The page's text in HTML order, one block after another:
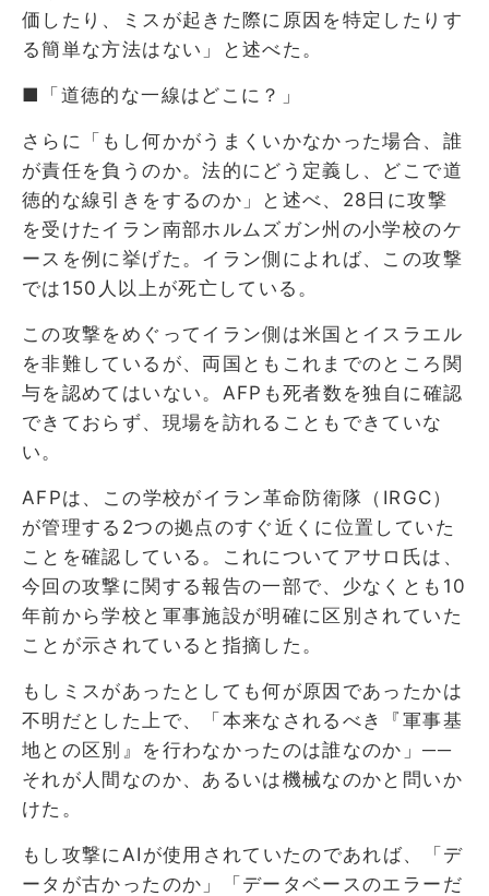
価したり、ミスが起きた際に原因を特定したりす
る簡単な方法はない」と述べた。
■「道徳的な一線はどこに？」
さらに「もし何かがうまくいかなかった場合、誰
が責任を負うのか。法的にどう定義し、どこで道
徳的な線引きをするのか」と述べ、28日に攻撃
を受けたイラン南部ホルムズガン州の小学校のケ
ースを例に挙げた。イラン側によれば、この攻撃
では150人以上が死亡している。
この攻撃をめぐってイラン側は米国とイスラエル
を非難しているが、両国ともこれまでのところ関
与を認めてはいない。AFPも死者数を独自に確認
できておらず、現場を訪れることもできていな
い。
AFPは、この学校がイラン革命防衛隊（IRGC）
が管理する2つの拠点のすぐ近くに位置していた
ことを確認している。これについてアサロ氏は、
今回の攻撃に関する報告の一部で、少なくとも10
年前から学校と軍事施設が明確に区別されていた
ことが示されていると指摘した。
もしミスがあったとしても何が原因であったかは
不明だとした上で、「本来なされるべき『軍事基
地との区別』を行わなかったのは誰なのか」──
それが人間なのか、あるいは機械なのかと問いか
けた。
もし攻撃にAIが使用されていたのであれば、「デ
ータが古かったのか」「データベースのエラーだ